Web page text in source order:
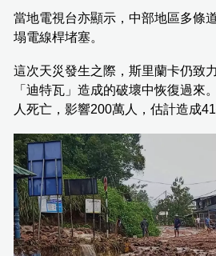
當地電視台亦顯示，中部地區多條
塌電線桿堵塞。
這次天災發生之際，斯里蘭卡仍致
「迪特瓦」造成的破壞中恢復過來
人死亡，影響200萬人，估計造成41